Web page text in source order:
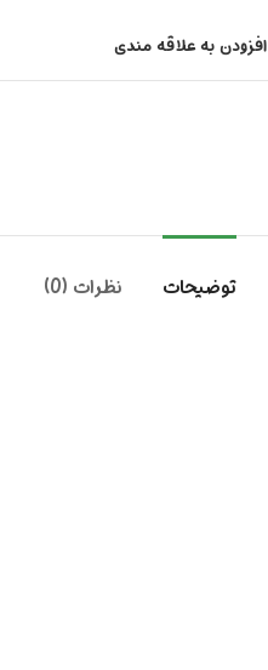
افزودن به علاقه مندی
توضیحات نظرات (0)